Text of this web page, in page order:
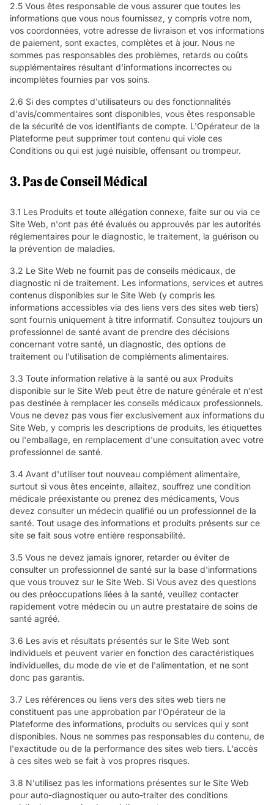
2.5 Vous êtes responsable de vous assurer que toutes les
informations que vous nous fournissez, y compris votre nom,
vos coordonnées, votre adresse de livraison et vos informations
de paiement, sont exactes, complètes et à jour. Nous ne
sommes pas responsables des problèmes, retards ou coûts
supplémentaires résultant d'informations incorrectes ou
incomplètes fournies par vos soins.
2.6 Si des comptes d'utilisateurs ou des fonctionnalités
d'avis/commentaires sont disponibles, vous êtes responsable
de la sécurité de vos identifiants de compte. L'Opérateur de la
Plateforme peut supprimer tout contenu qui viole ces
Conditions ou qui est jugé nuisible, offensant ou trompeur.
3. Pas de Conseil Médical
3.1 Les Produits et toute allégation connexe, faite sur ou via ce
Site Web, n'ont pas été évalués ou approuvés par les autorités
réglementaires pour le diagnostic, le traitement, la guérison ou
la prévention de maladies.
3.2 Le Site Web ne fournit pas de conseils médicaux, de
diagnostic ni de traitement. Les informations, services et autres
contenus disponibles sur le Site Web (y compris les
informations accessibles via des liens vers des sites web tiers)
sont fournis uniquement à titre informatif. Consultez toujours un
professionnel de santé avant de prendre des décisions
concernant votre santé, un diagnostic, des options de
traitement ou l'utilisation de compléments alimentaires.
3.3 Toute information relative à la santé ou aux Produits
disponible sur le Site Web peut être de nature générale et n'est
pas destinée à remplacer les conseils médicaux professionnels.
Vous ne devez pas vous fier exclusivement aux informations du
Site Web, y compris les descriptions de produits, les étiquettes
ou l'emballage, en remplacement d'une consultation avec votre
professionnel de santé.
3.4 Avant d'utiliser tout nouveau complément alimentaire,
surtout si vous êtes enceinte, allaitez, souffrez une condition
médicale préexistante ou prenez des médicaments, Vous
devez consulter un médecin qualifié ou un professionnel de la
santé. Tout usage des informations et produits présents sur ce
site se fait sous votre entière responsabilité.
3.5 Vous ne devez jamais ignorer, retarder ou éviter de
consulter un professionnel de santé sur la base d'informations
que vous trouvez sur le Site Web. Si Vous avez des questions
ou des préoccupations liées à la santé, veuillez contacter
rapidement votre médecin ou un autre prestataire de soins de
santé agréé.
3.6 Les avis et résultats présentés sur le Site Web sont
individuels et peuvent varier en fonction des caractéristiques
individuelles, du mode de vie et de l'alimentation, et ne sont
donc pas garantis.
3.7 Les références ou liens vers des sites web tiers ne
constituent pas une approbation par l'Opérateur de la
Plateforme des informations, produits ou services qui y sont
disponibles. Nous ne sommes pas responsables du contenu, de
l'exactitude ou de la performance des sites web tiers. L'accès
à ces sites web se fait à vos propres risques.
3.8 N'utilisez pas les informations présentes sur le Site Web
pour auto-diagnostiquer ou auto-traiter des conditions